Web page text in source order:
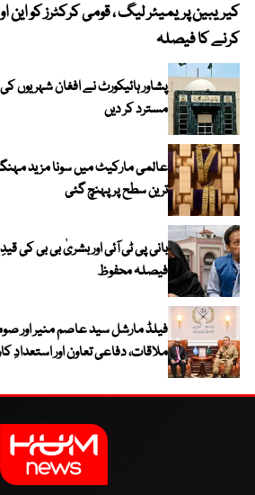
کرنے کا فیصلہ
پشاور ہائیکورٹ نے افغان شہریوں
مسترد کر دیں
ترین سطح پر پہنچ گئی
بانی پی ٹی آئی اور بشریٰ بی بی کی
فیصلہ محفوظ
فیلڈ مارشل سید عاصم منیر اور
ملاقات، دفاعی تعاون اور استعدادِ